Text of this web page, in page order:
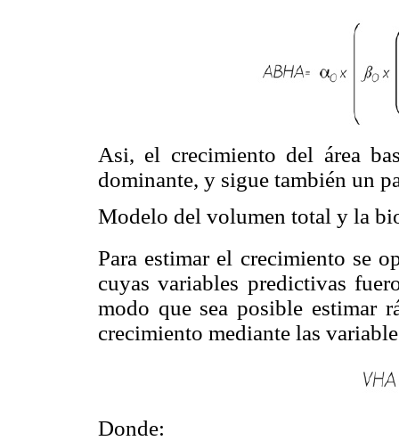
Asi, el crecimiento del área
dominante, y sigue también un
Modelo del volumen total y la
Para estimar el crecimiento se
cuyas variables predictivas
modo que sea posible estimar
crecimiento mediante las
Donde: